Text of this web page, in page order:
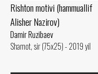
Rishton motivi (hammuallif
Alisher Nazirov)
Damir Ruzibaev
Shamot, sir (75x25) - 2019 yil